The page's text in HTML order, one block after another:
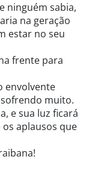
ninguém sabia,
na geração
estar no seu
frente para
envolvente
muito.
e sua luz ficará
aplausos que